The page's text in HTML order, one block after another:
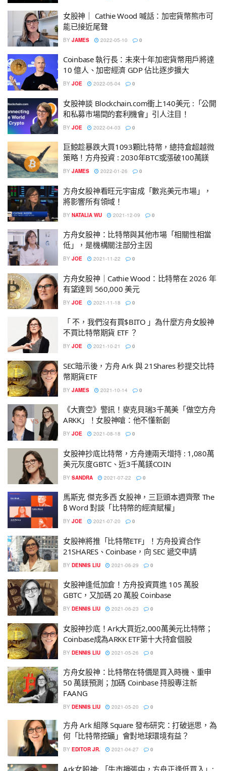
女股神｜ Cathie Wood 喊話：加密貨幣熊市可
能已接近尾聲
BY JAMES 2022-05-10 0
Coinbase 執行長：未來十年加密貨幣用戶將達
10 億人、加密經濟 GDP 佔比逐步擴大
BY JOE 2022-05-04 0
女股神談 Blockchain.com衝上140美元 :「公開
和私募市場間的套利機會」引人注目！
BY JOE 2022-04-03 0
巨鯨趁暴跌大買1093顆比特幣，總持倉超越微
策略！方舟投資 : 2030年BTC或漲破100萬鎂
BY JAMES 2022-01-26 0
方舟女股神看旺元宇宙成「數兆美元市場」，
將影響所有領域！
BY NATALIA WU 2021-12-09 0
方舟女股神：比特幣與其他市場「相關性相當
低」，是機構關注部分主因
BY JOE 2021-11-22 0
方舟女股神｜Cathie Wood：比特幣在 2026 年
有望達到 560,000 美元
BY JOE 2021-11-18 0
「 不，我們沒有買$BITO 」為什麼方舟女股神
不買比特幣期貨 ETF ？
BY JOE 2021-10-21 0
SEC暗示後，方舟 Ark 與 21Shares 秒提交比特
幣期貨ETF
BY JAMES 2021-10-14 0
《大賣空》警訊！麥克貝瑞3千萬美「做空方舟
ARKK」！女股神嗆：他不懂新創
BY JOE 2021-08-18 0
女股神抄底比特幣，方舟連兩天增持 : 1,080萬
美元灰度GBTC、近3千萬鎂COIN
BY SANDRA 2021-07-22 0
馬斯克 傑克多西 女股神，三巨頭本週齊聚 The
₿ Word 對談「比特幣的經濟賦權」
BY JOE 2021-07-20 0
女股神將推「比特幣ETF」！方舟投資合作
21SHARES、Coinbase，向 SEC 遞交申請
BY DENNIS LIU 2021-06-29 0
女股神逢低加倉！方舟投資買進 105 萬股
GBTC，又加碼 20 萬股 Coinbase
BY DENNIS LIU 2021-06-23 0
女股神抄底！Ark大買近2,000萬美元比特幣；
Coinbase成為ARKK ETF第十大持倉個股
BY DENNIS LIU 2021-05-26 0
方舟女股神：比特幣在特價是買入時機、重申
50 萬鎂預測；加碼 Coinbase 持股專注新
FAANG
BY DENNIS LIU 2021-05-20 0
方舟 Ark 組隊 Square 發布研究：打破迷思，為
何「比特幣挖礦」會對地球環境有益？
BY EDITOR JR. 2021-04-27 0
Ark女股神: 「牛市擴張中，方舟正逢低買入」;